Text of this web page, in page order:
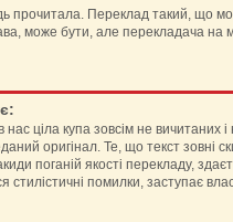
прочитала. Переклад такий, що
може бути, але перекладача на
ціла купа зовсім не вичитаних
оригінал. Те, що текст зовні
поганій якості перекладу,
стилістичні помилки, заступає